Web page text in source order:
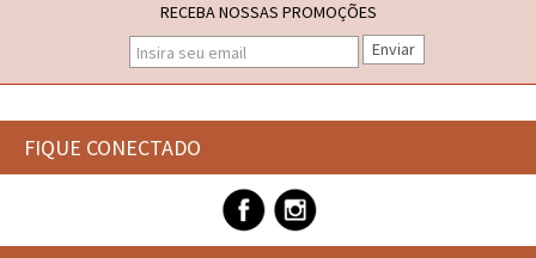
RECEBA NOSSAS PROMOÇÕES
Enviar
FIQUE CONECTADO